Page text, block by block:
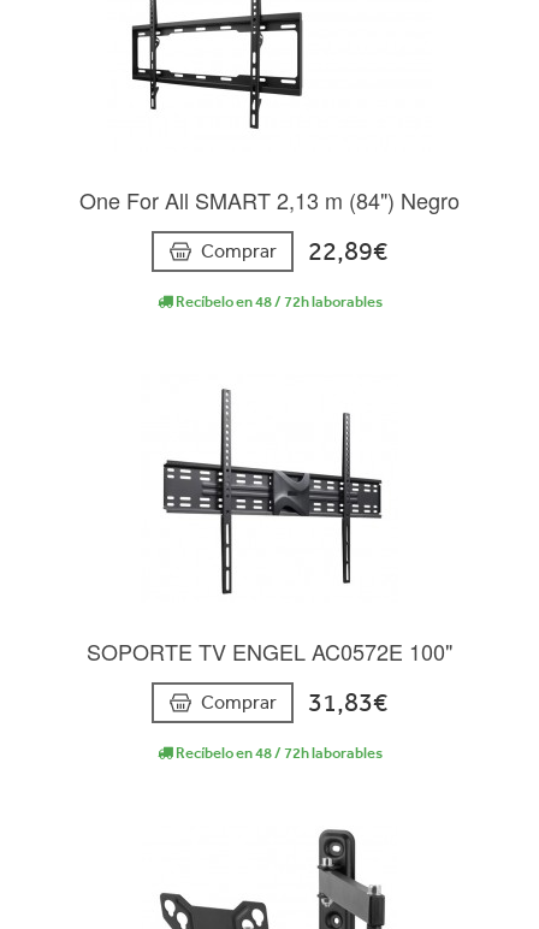
One For All SMART 2,13 m (84") Negro
Comprar 22,89€
Recíbelo en 48 / 72h laborables
SOPORTE TV ENGEL AC0572E 100"
Comprar 31,83€
Recíbelo en 48 / 72h laborables